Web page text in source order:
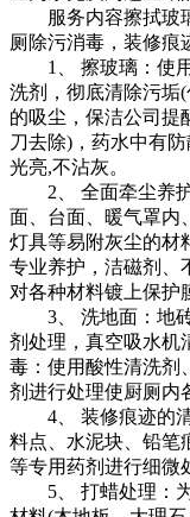
服务内容擦拭玻璃
厕除污消毒，装修痕
1、 擦玻璃：使用
洗剂，彻底清除污垢
的吸尘，保洁公司提
刀去除)，药水中有
光亮,不沾灰。
2、 全面牵尘养护
面、台面、暖气罩内
灯具等易附灰尘的材
专业养护，洁磁剂、
对各种材料镀上保护
3、 洗地面：地砖
剂处理，真空吸水机
毒：使用酸性清洗剂
剂进行处理使厨厕内
4、 装修痕迹的清
料点、水泥块、铅笔
等专用药剂进行细微
5、 打蜡处理：为